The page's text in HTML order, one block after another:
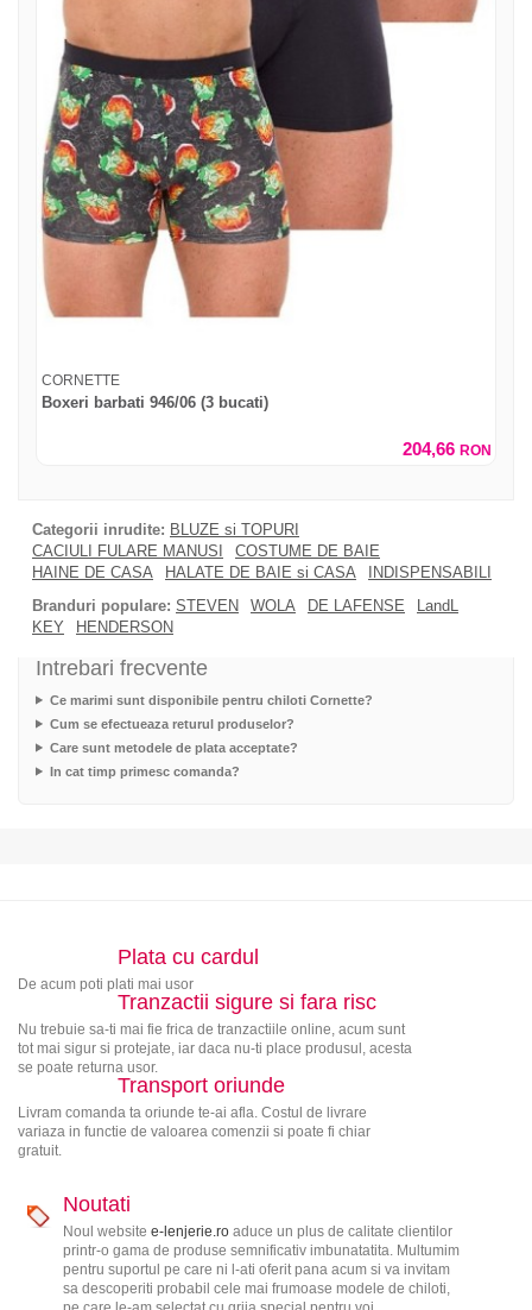
CORNETTE
Boxeri barbati 946/06 (3 bucati)
204,66 RON
Categorii inrudite: BLUZE si TOPURI
CACIULI FULARE MANUSI
COSTUME DE BAIE
HAINE DE CASA
HALATE DE BAIE si CASA
INDISPENSABILI
Branduri populare: STEVEN WOLA DE LAFENSE
LandL
KEY
HENDERSON
Intrebari frecvente
Ce marimi sunt disponibile pentru chiloti Cornette?
Cum se efectueaza returul produselor?
Care sunt metodele de plata acceptate?
In cat timp primesc comanda?
Plata cu cardul
De acum poti plati mai usor
Tranzactii sigure si fara risc
Nu trebuie sa-ti mai fie frica de tranzactiile online, acum sunt
tot mai sigur si protejate, iar daca nu-ti place produsul, acesta
se poate returna usor.
Transport oriunde
Livram comanda ta oriunde te-ai afla. Costul de livrare
variaza in functie de valoarea comenzii si poate fi chiar
gratuit.
Noutati
Noul website e-lenjerie.roaduce un plus de calitate clientilor
printr-o gama de produse semnificativ imbunatatita. Multumim
pentru suportul pe care ni l-ati oferit pana acum si va invitam
sa descoperiti probabil cele mai frumoase modele de chiloti,